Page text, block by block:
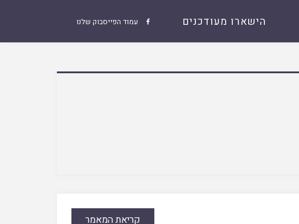
 עמוד הפייסבוק שלנו הישארו מעודכנים
קריאת המאמר